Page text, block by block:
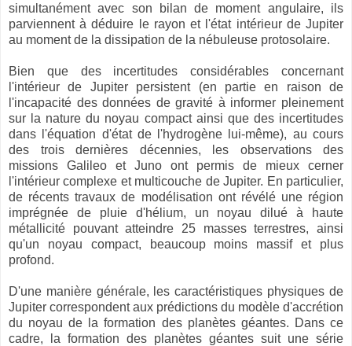
simultanément avec son bilan de moment angulaire, ils
parviennent à déduire le rayon et l'état intérieur de Jupiter
au moment de la dissipation de la nébuleuse protosolaire.
Bien que des incertitudes considérables concernant
l'intérieur de Jupiter persistent (en partie en raison de
l'incapacité des données de gravité à informer pleinement
sur la nature du noyau compact ainsi que des incertitudes
dans l'équation d'état de l'hydrogène lui-même), au cours
des trois dernières décennies, les observations des
missions Galileo et Juno ont permis de mieux cerner
l'intérieur complexe et multicouche de Jupiter. En particulier,
de récents travaux de modélisation ont révélé une région
imprégnée de pluie d'hélium, un noyau dilué à haute
métallicité pouvant atteindre 25 masses terrestres, ainsi
qu'un noyau compact, beaucoup moins massif et plus
profond.
D'une manière générale, les caractéristiques physiques de
Jupiter correspondent aux prédictions du modèle d'accrétion
du noyau de la formation des planètes géantes. Dans ce
cadre, la formation des planètes géantes suit une série